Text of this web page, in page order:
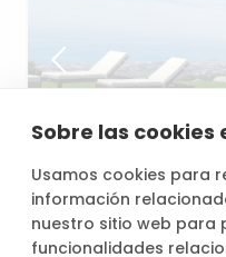
Sobre las cookies
Usamos cookies para
información
nuestro sitio web para
funcionalidades
desde
58,80 €
/h